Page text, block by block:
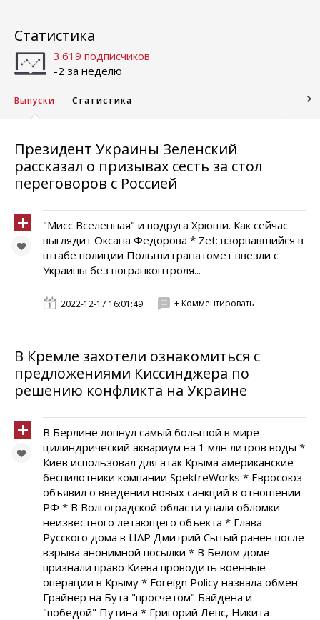
Статистика
3.619 подписчиков
-2 за неделю
Выпуски Статистика
Президент Украины Зеленский
рассказал о призывах сесть за стол
переговоров с Россией
"Мисс Вселенная" и подруга Хрюши. Как сейчас
выглядит Оксана Федорова * Zet: взорвавшийся в
штабе полиции Польши гранатомет ввезли с
Украины без погранконтроля...
2022-12-17 16:01:49 + Комментировать
В Кремле захотели ознакомиться с
предложениями Киссинджера по
решению конфликта на Украине
В Берлине лопнул самый большой в мире
цилиндрический аквариум на 1 млн литров воды *
Киев использовал для атак Крыма американские
беспилотники компании SpektreWorks * Евросоюз
объявил о введении новых санкций в отношении
РФ * В Волгоградской области упали обломки
неизвестного летающего объекта * Глава
Русского дома в ЦАР Дмитрий Сытый ранен после
взрыва анонимной посылки * В Белом доме
признали право Киева проводить военные
операции в Крыму * Foreign Policy назвала обмен
Грайнер на Бута "просчетом" Байдена и
"победой" Путина * Григорий Лепс, Никита